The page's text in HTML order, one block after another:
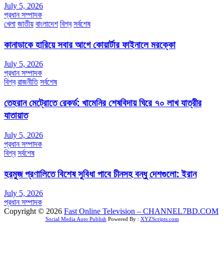
July 5, 2026
প্রধান সম্পাদক
খেলা জাতীয় বাংলাদেশ বিশ্ব সর্বশেষ
কানাডাকে হারিয়ে সবার আগে কোয়ার্টার ফাইনালে মরক্কো
July 5, 2026
প্রধান সম্পাদক
বিশ্ব রাজনীতি সর্বশেষ
তেহরান মেট্রোতে রেকর্ড: খামেনির শেষবিদায় ঘিরে ৭০ লাখ যাত্রীর
যাতায়াত
July 5, 2026
প্রধান সম্পাদক
বিশ্ব সর্বশেষ
হরমুজ প্রণালিতে বিশেষ সুবিধা পাবে চীনসহ বন্ধু দেশগুলো: ইরান
July 5, 2026
প্রধান সম্পাদক
Copyright © 2026 Fast Online Television – CHANNEL7BD.COM
Social Media Auto Publish Powered By : XYZScripts.com